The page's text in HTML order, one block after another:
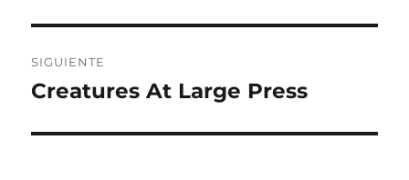
SIGUIENTE
Entrada
Creatures At Large Press